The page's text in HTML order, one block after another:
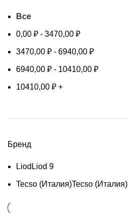
Все
0,00 ₽ - 3470,00 ₽
3470,00 ₽ - 6940,00 ₽
6940,00 ₽ - 10410,00 ₽
10410,00 ₽ +
Бренд
Liod Liod 9
Tecso (Италия)Tecso (Италия)